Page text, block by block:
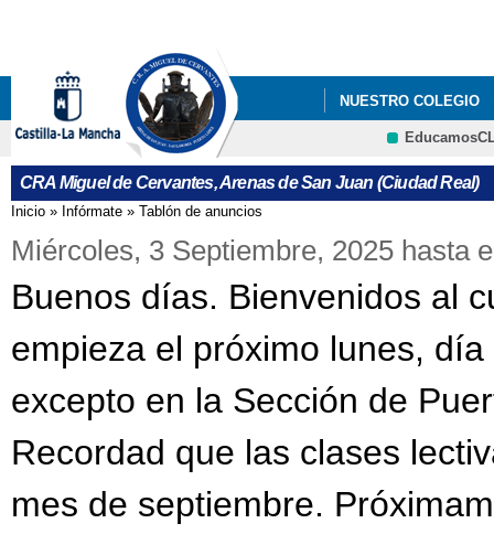
NUESTRO COLEGIO
GALERÍA
VISITA DEL SR.
¡¡¡¡ HALLOWEEN
CRFP
CRA Miguel de Cervantes, Arenas de San Juan (Ciudad Real)
Se encuentra usted aquí
Inicio » Infórmate » Tablón de anuncios
Miércoles, 3 Septiembre, 2025 hasta
Buenos días. Bienvenidos al
empieza el próximo lunes,
excepto en la Sección de
Recordad que las clases
mes de septiembre.